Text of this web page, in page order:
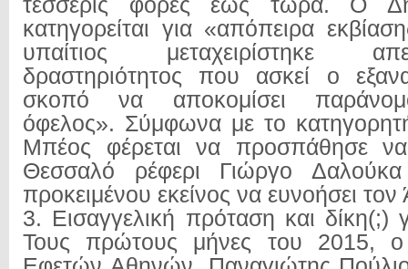
τέσσερις φορές έως τώρα. Ο
κατηγορείται για «απόπειρα
υπαίτιος μεταχειρίστηκε
δραστηριότητος που ασκεί ο
σκοπό να αποκομίσει
όφελος». Σύμφωνα με το
Μπέος φέρεται να προσπάθησε να
Θεσσαλό ρέφερι Γιώργο
προκειμένου εκείνος να ευνοήσει
3. Εισαγγελική πρόταση και δίκη(;)
Τους πρώτους μήνες του 2015, ο